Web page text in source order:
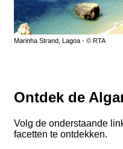
Marinha Strand, Lagoa - © RTA
Ontdek de
Volg de onderstaande
facetten te ontdekken.